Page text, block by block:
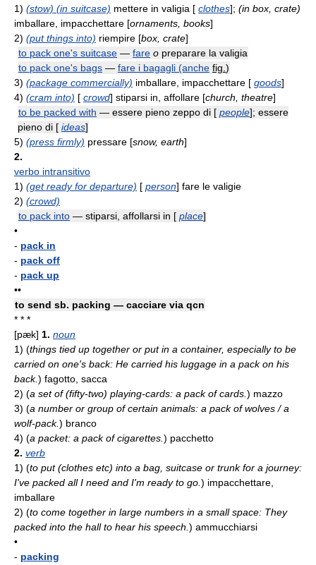
1) (stow) (in suitcase) mettere in valigia [ clothes]; (in box, crate)
imballare, impacchettare [ornaments, books]
2) (put things into) riempire [box, crate]
to pack one's suitcase — fare o preparare la valigia
to pack one's bags — fare i bagagli (anche fig. )
3) (package commercially) imballare, impacchettare [ goods]
4) (cram into) [ crowd] stiparsi in, affollare [church, theatre]
to be packed with — essere pieno zeppo di [ people]; essere
pieno di [ ideas]
5) (press firmly) pressare [snow, earth]
2.
verbo intransitivo
1) (get ready for departure) [ person] fare le valigie
2) (crowd)
to pack into — stiparsi, affollarsi in [ place]
•
- pack in
- pack off
- pack up
••
to send sb. packing — cacciare via qcn
* * *
[pæk] 1. noun
1) (things tied up together or put in a container, especially to be
carried on one's back: He carried his luggage in a pack on his
back.) fagotto, sacca
2) (a set of (fifty-two) playing-cards: a pack of cards. ) mazzo
3) (a number or group of certain animals: a pack of wolves / a
wolf-pack.) branco
4) (a packet: a pack of cigarettes. ) pacchetto
2. verb
1) (to put (clothes etc) into a bag, suitcase or trunk for a journey:
I've packed all I need and I'm ready to go. ) impacchettare,
imballare
2) (to come together in large numbers in a small space: They
packed into the hall to hear his speech. ) ammucchiarsi
•
- packing